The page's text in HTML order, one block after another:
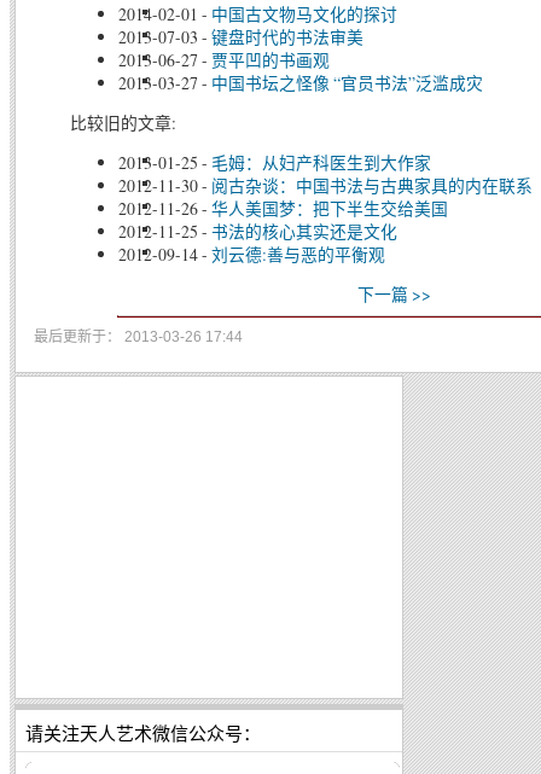
2014-02-01 - 中国古文物马文化的探讨
2013-07-03 - 键盘时代的书法审美
2013-06-27 - 贾平凹的书画观
2013-03-27 - 中国书坛之怪像 “官员书法”泛滥成灾
比较旧的文章:
2013-01-25 - 毛姆：从妇产科医生到大作家
2012-11-30- 阅古杂谈：中国书法与古典家具的内在联系
2012-11-26- 华人美国梦：把下半生交给美国
2012-11-25 - 书法的核心其实还是文化
2012-09-14- 刘云德:善与恶的平衡观
下一篇 >>
最后更新于： 2013-03-26 17:44
请关注天人艺术微信公众号：